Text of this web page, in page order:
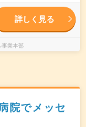
詳しく見る
業本部
院でメッセ